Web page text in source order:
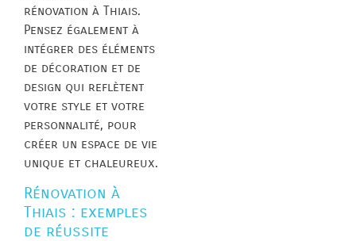
rénovation à Thiais.
Pensez également à
intégrer des éléments
de décoration et de
design qui reflètent
votre style et votre
personnalité, pour
créer un espace de vie
unique et chaleureux.
Rénovation à
Thiais : exemples
de réussite